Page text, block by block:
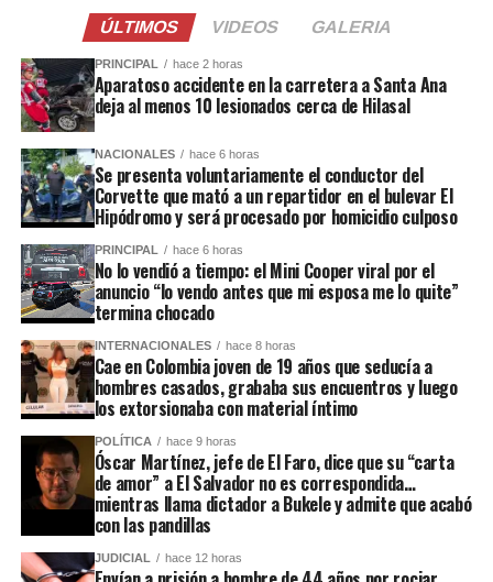
ÚLTIMOS VIDEOS GALERIA
PRINCIPAL hace 2 horas
Aparatoso accidente en la carretera a Santa Ana
deja al menos 10 lesionados cerca de Hilasal
NACIONALES hace 6 horas
Se presenta voluntariamente el conductor del
Corvette que mató a un repartidor en el bulevar El
Hipódromo y será procesado por homicidio culposo
PRINCIPAL hace 6 horas
No lo vendió a tiempo: el Mini Cooper viral por el
anuncio “lo vendo antes que mi esposa me lo quite”
termina chocado
INTERNACIONALES hace 8 horas
Cae en Colombia joven de 19 años que seducía a
hombres casados, grababa sus encuentros y luego
los extorsionaba con material íntimo
POLÍTICA hace 9 horas
Óscar Martínez, jefe de El Faro, dice que su “carta
de amor” a El Salvador no es correspondida…
mientras llama dictador a Bukele y admite que acabó
con las pandillas
JUDICIAL hace 12 horas